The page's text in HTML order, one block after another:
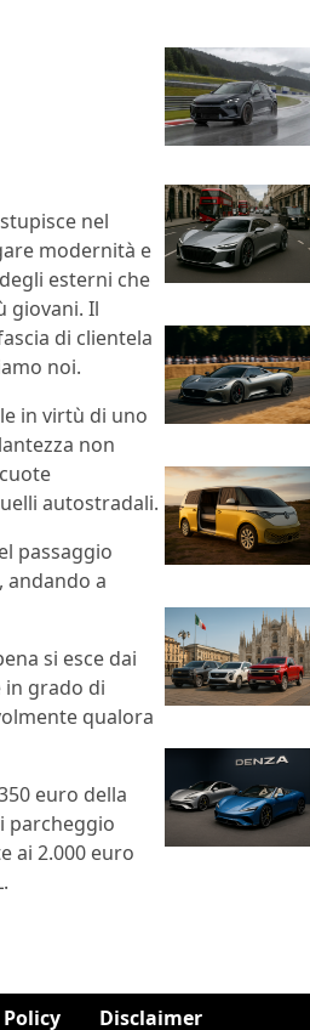
stupisce nel
modernità e
esterni che
giovani. Il
di clientela
noi.
in virtù di uno
non
autostradali.
passaggio
andando a
si esce dai
in grado di
qualora
euro della
parcheggio
ai 2.000 euro
Disclaimer